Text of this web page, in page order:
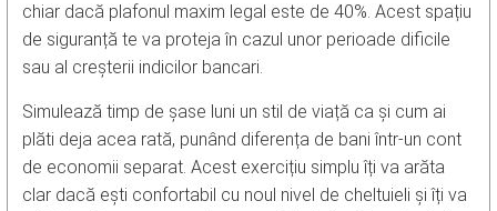
chiar dacă plafonul maxim legal este de 40%. Acest spațiu
de siguranță te va proteja în cazul unor perioade dificile
sau al creșterii indicilor bancari.
Simulează timp de șase luni un stil de viață ca și cum ai
plăti deja acea rată, punând diferența de bani într-un cont
de economii separat. Acest exercițiu simplu îți va arăta
clar dacă ești confortabil cu noul nivel de cheltuieli și îți va